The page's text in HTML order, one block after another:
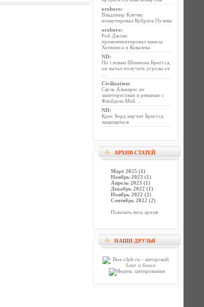
oroboro:
Владимир Кличко
нокаутировал Кубрата Пулева
oroboro:
Рой Джонс
прокомментировал шансы
Хопкинса и Ковалева
ND:
По словам Шеннона Бриггса,
он начал получать угрозы от
Civilization:
Сауль Альварес не
заинтересован в реванше с
Флойдом-Мей ...
ND:
Крис Берд научит Бриггса
защищаться
АРХИВ СТАТЕЙ
Март 2025 (1)
Ноябрь 2023 (1)
Апрель 2023 (1)
Декабрь 2022 (1)
Ноябрь 2022 (2)
Сентябрь 2022 (2)
Показать весь архив
НАШИ ДРУЗЬЯ